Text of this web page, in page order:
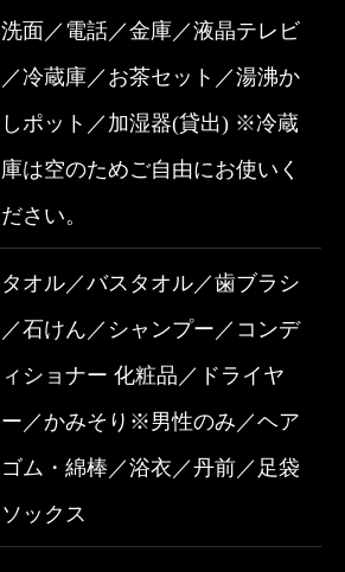
洗面／電話／金庫／液晶テレビ
／冷蔵庫／お茶セット／湯沸か
しポット／加湿器(貸出) ※冷蔵
庫は空のためご自由にお使いく
ださい。
タオル／バスタオル／歯ブラシ
／石けん／シャンプー／コンデ
ィショナー 化粧品／ドライヤ
ー／かみそり※男性のみ／ヘア
ゴム・綿棒／浴衣／丹前／足袋
ソックス